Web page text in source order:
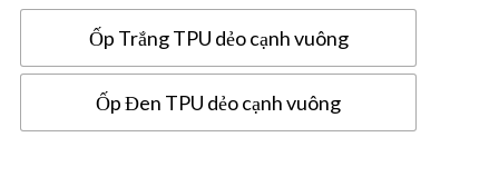
Ốp Trắng TPU dẻo cạnh vuông
Ốp Đen TPU dẻo cạnh vuông